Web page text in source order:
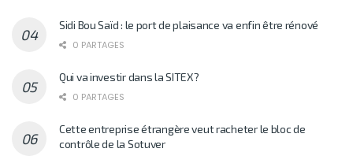
Sidi Bou Saïd : le port de plaisance va enfin être rénové
0 PARTAGES
Qui va investir dans la SITEX?
0 PARTAGES
Cette entreprise étrangère veut racheter le bloc de
contrôle de la Sotuver